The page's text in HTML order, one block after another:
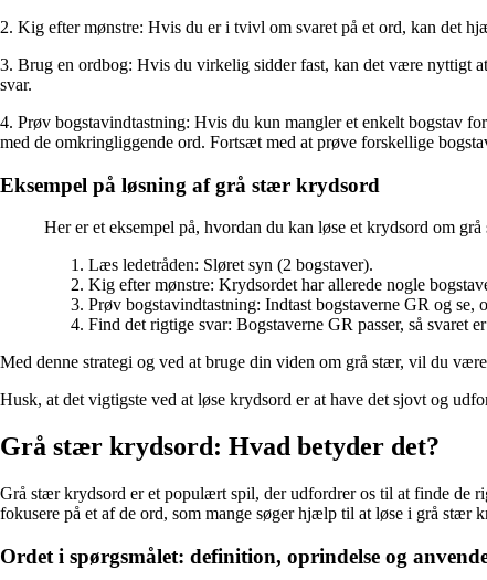
2. Kig efter mønstre: Hvis du er i tvivl om svaret på et ord, kan det
3. Brug en ordbog: Hvis du virkelig sidder fast, kan det være nyttigt
svar.
4. Prøv bogstavindtastning: Hvis du kun mangler et enkelt bogstav
med de omkringliggende ord. Fortsæt med at prøve forskellige
Eksempel på løsning af grå stær krydsord
Her er et eksempel på, hvordan du kan løse et krydsord om grå
Læs ledetråden: Sløret syn (2 bogstaver).
Kig efter mønstre: Krydsordet har allerede nogle
Prøv bogstavindtastning: Indtast bogstaverne GR og se,
Find det rigtige svar: Bogstaverne GR passer, så svaret
Med denne strategi og ved at bruge din viden om grå stær, vil du
Husk, at det vigtigste ved at løse krydsord er at have det sjovt og
Grå stær krydsord: Hvad betyder det?
Grå stær krydsord er et populært spil, der udfordrer os til at finde de
fokusere på et af de ord, som mange søger hjælp til at løse i grå stær
Ordet i spørgsmålet: definition, oprindelse og